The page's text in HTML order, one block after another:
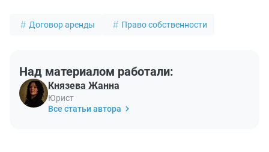
Договор аренды Право собственности
Над материалом работали:
Князева Жанна
Юрист
Все статьи автора